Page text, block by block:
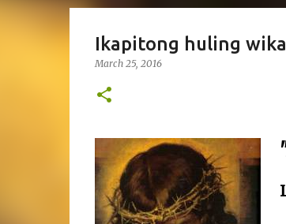
Ikapitong huling wika
March 25, 2016